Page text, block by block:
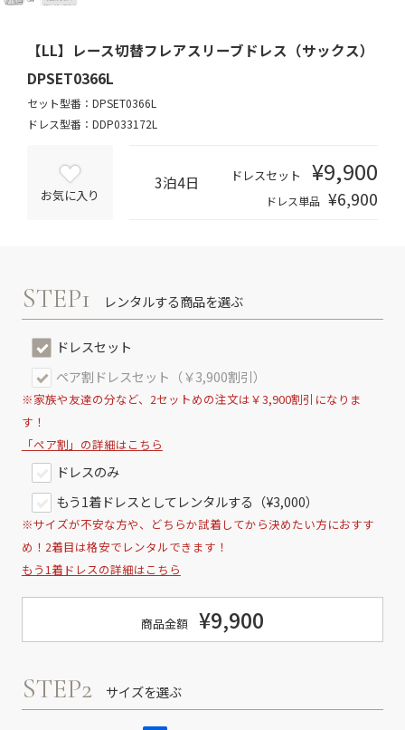
【LL】レース切替フレアスリーブドレス（サックス）
DPSET0366L
セット型番：DPSET0366L
ドレス型番：DDP033172L
お気に入り
3泊4日 ドレスセット ¥9,900
ドレス単品 ¥6,900
STEP1 レンタルする商品を選ぶ
ドレスセット
ペア割ドレスセット（￥3,900割引）
※家族や友達の分など、2セットめの注文は￥3,900割引になりま
す！
「ペア割」の詳細はこちら
ドレスのみ
もう1着ドレスとしてレンタルする（¥3,000）
※サイズが不安な方や、どちらか試着してから決めたい方におすす
め！2着目は格安でレンタルできます！
もう1着ドレスの詳細はこちら
商品金額 ¥9,900
STEP2 サイズを選ぶ